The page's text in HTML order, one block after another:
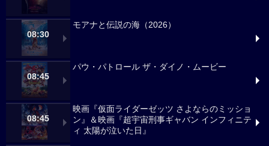
08:30
モアナと伝説の海（2026）
08:45
パウ・パトロール ザ・ダイノ・ムービー
08:45
映画『仮面ライダーゼッツ さよならのミッショ
ン』＆映画『超宇宙刑事ギャバン インフィニテ
ィ 太陽が泣いた日』